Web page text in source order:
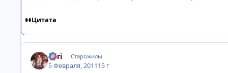
Цитата
Tоri Старожилы
5 Февраля, 201115 г